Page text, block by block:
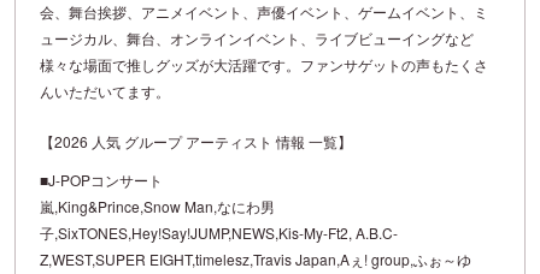
会、舞台挨拶、アニメイベント、声優イベント、ゲームイベント、ミ
ュージカル、舞台、オンラインイベント、ライブビューイングなど
様々な場面で推しグッズが大活躍です。ファンサゲットの声もたくさ
んいただいてます。
【2026 人気 グループ アーティスト 情報 一覧】
■J-POPコンサート
嵐,King&Prince,Snow Man,なにわ男
子,SixTONES,Hey!Say!JUMP,NEWS,Kis-My-Ft2, A.B.C-
Z,WEST,SUPER EIGHT,timelesz,Travis Japan,Aぇ! group,ふぉ～ゆ